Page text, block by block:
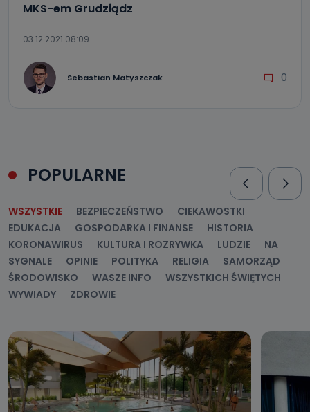
MKS-em Grudziądz
03.12.2021 08:09
Sebastian Matyszczak 0
POPULARNE
WSZYSTKIE BEZPIECZEŃSTWO
CIEKAWOSTKI
EDUKACJA
GOSPODARKA I FINANSE
HISTORIA
KORONAWIRUS
KULTURA I ROZRYWKA LUDZIE
NA
SYGNALE
OPINIE POLITYKA RELIGIA
SAMORZĄD
ŚRODOWISKO
WASZE INFO
WSZYSTKICH ŚWIĘTYCH
WYWIADY
ZDROWIE